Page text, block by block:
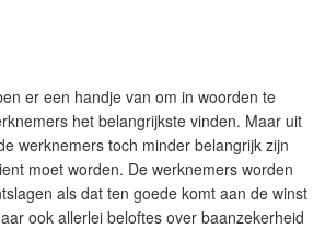
er een handje van om in woorden te
het belangrijkste vinden. Maar uit
werknemers toch minder belangrijk zijn
moet worden. De werknemers worden
als dat ten goede komt aan de winst
ook allerlei beloftes over baanzekerheid